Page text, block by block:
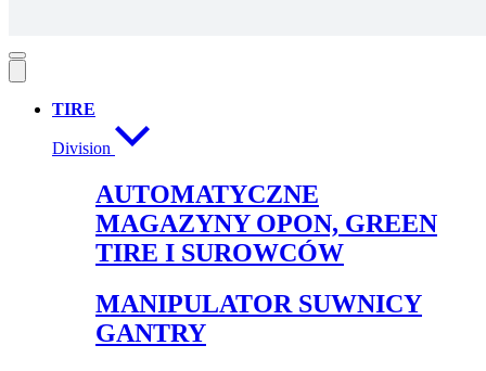
TIRE
Division
AUTOMATYCZNE
MAGAZYNY OPON, GREEN
TIRE I SUROWCÓW
MANIPULATOR SUWNICY
GANTRY